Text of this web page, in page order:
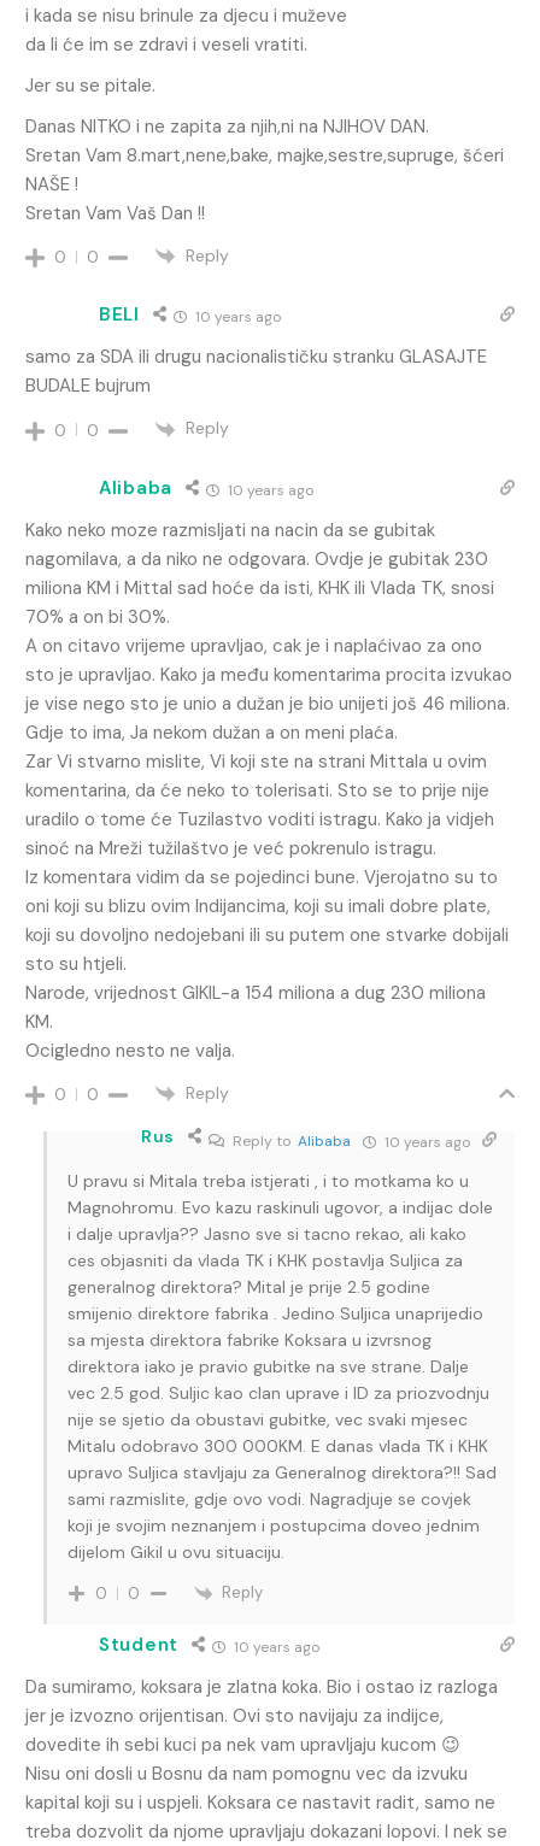
i kada se nisu brinule za djecu i muževe
da li će im se zdravi i veseli vratiti.
Jer su se pitale.
Danas NITKO i ne zapita za njih,ni na NJIHOV DAN.
Sretan Vam 8.mart,nene,bake, majke,sestre,supruge, šćeri
NAŠE !
Sretan Vam Vaš Dan !!
0 0 Reply
BELI 10 years ago
samo za SDA ili drugu nacionalističku stranku GLASAJTE
BUDALE bujrum
0 0 Reply
Alibaba 10 years ago
Kako neko moze razmisljati na nacin da se gubitak
nagomilava, a da niko ne odgovara. Ovdje je gubitak 230
miliona KM i Mittal sad hoće da isti, KHK ili Vlada TK, snosi
70% a on bi 30%.
A on citavo vrijeme upravljao, cak je i naplaćivao za ono
sto je upravljao. Kako ja među komentarima procita izvukao
je vise nego sto je unio a dužan je bio unijeti još 46 miliona.
Gdje to ima, Ja nekom dužan a on meni plaća.
Zar Vi stvarno mislite, Vi koji ste na strani Mittala u ovim
komentarina, da će neko to tolerisati. Sto se to prije nije
uradilo o tome će Tuzilastvo voditi istragu. Kako ja vidjeh
sinoć na Mreži tužilaštvo je već pokrenulo istragu.
Iz komentara vidim da se pojedinci bune. Vjerojatno su to
oni koji su blizu ovim Indijancima, koji su imali dobre plate,
koji su dovoljno nedojebani ili su putem one stvarke dobijali
sto su htjeli.
Narode, vrijednost GIKIL-a 154 miliona a dug 230 miliona
KM.
Ocigledno nesto ne valja.
0 0 Reply
Rus Reply toAlibaba 10 years ago
U pravu si Mitala treba istjerati , i to motkama ko u
Magnohromu. Evo kazu raskinuli ugovor, a indijac dole
i dalje upravlja?? Jasno sve si tacno rekao, ali kako
ces objasniti da vlada TK i KHK postavlja Suljica za
generalnog direktora? Mital je prije 2.5 godine
smijenio direktore fabrika . Jedino Suljica unaprijedio
sa mjesta direktora fabrike Koksara u izvrsnog
direktora iako je pravio gubitke na sve strane. Dalje
vec 2.5 god. Suljic kao clan uprave i ID za priozvodnju
nije se sjetio da obustavi gubitke, vec svaki mjesec
Mitalu odobravo 300 000KM. E danas vlada TK i KHK
upravo Suljica stavljaju za Generalnog direktora?!! Sad
sami razmislite, gdje ovo vodi. Nagradjuje se covjek
koji je svojim neznanjem i postupcima doveo jednim
dijelom Gikil u ovu situaciju.
0 0 Reply
Student 10 years ago
Da sumiramo, koksara je zlatna koka. Bio i ostao iz razloga
jer je izvozno orijentisan. Ovi sto navijaju za indijce,
dovedite ih sebi kuci pa nek vam upravljaju kucom 😉
Nisu oni dosli u Bosnu da nam pomognu vec da izvuku
kapital koji su i uspjeli. Koksara ce nastavit radit, samo ne
treba dozvolit da njome upravljaju dokazani lopovi. I nek se